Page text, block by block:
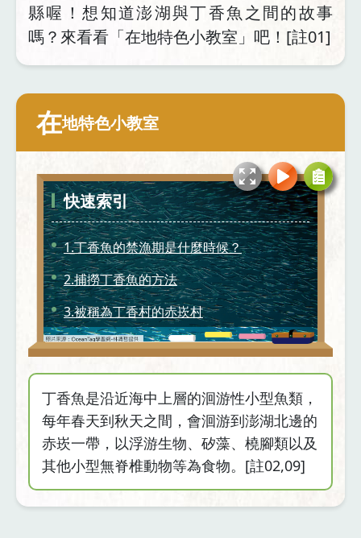
縣喔！想知道澎湖與丁香魚之間的故事
嗎？來看看「在地特色小教室」吧！[註01]
在地特色小教室
快速索引
1.丁香魚的禁漁期是什麼時候？
2.捕撈丁香魚的方法
3.被稱為丁香村的赤崁村
4.丁香魚的營養價值
5.丁香魚的分辨方法
丁香魚是沿近海中上層的洄游性小型魚類，
每年春天到秋天之間，會洄游到澎湖北邊的
赤崁一帶，以浮游生物、矽藻、橈腳類以及
其他小型無脊椎動物等為食物。[註02,09]